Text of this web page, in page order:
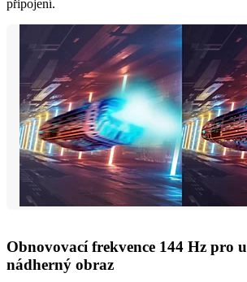
připojení.
Obnovovací frekvence 144 Hz pro
nádherný obraz